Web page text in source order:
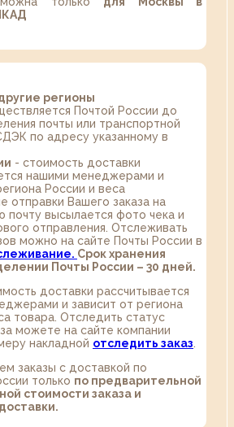
регионы
Почтой России до
почты или транспортной
по адресу указанному в
- стоимость доставки
нашими менеджерами и
России и веса
отправки Вашего заказа на
почту высылается фото чека и
отправления. Отслеживать
можно на сайте Почты России в
Срок хранения
Почты России – 30 дней.
доставки рассчитывается
и зависит от региона
товара. Отследить статус
можете на сайте компании
накладной отследить заказ
заказы с доставкой по
только по предварительной
стоимости заказа и